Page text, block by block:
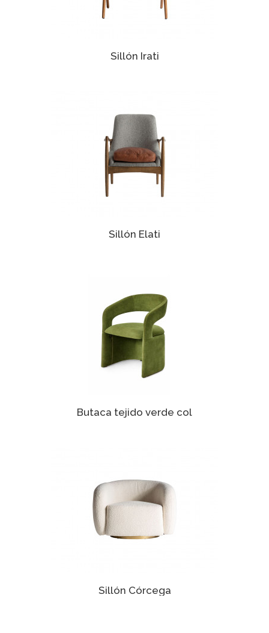
Sillón Irati
Sillón Elati
Butaca tejido verde col
Sillón Córcega